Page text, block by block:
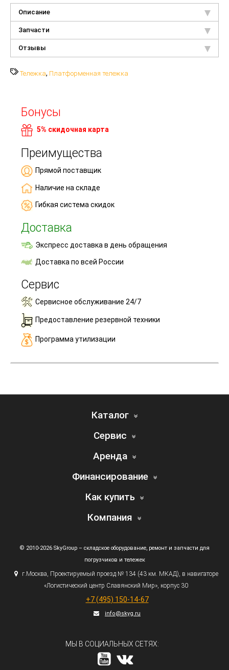
Описание
Запчасти
Отзывы
Тележка, Платформенная тележка
Бонусы
5% скидочная карта
Преимущества
Прямой поставщик
Наличие на складе
Гибкая система скидок
Доставка
Экспресс доставка в день обращения
Доставка по всей России
Сервис
Сервисное обслуживание 24/7
Предоставление резервной техники
Программа утилизации
Каталог
Сервис
Аренда
Финансирование
Как купить
Компания
© 2010-2026 SkyGroup – складское оборудование, ремонт и запчасти для
погрузчиков и тележек
г.Москва, Проектируемый проезд № 134 (43км. МКАД), в навигаторе
«Логистический центр Славянский Мир», корпус 30
+7 (495) 150-14-67
info@skyg.ru
МЫ В СОЦИАЛЬНЫХ СЕТЯХ: